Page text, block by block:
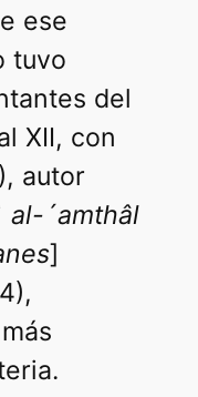
ese
tuvo
del
XII, con
autor
al-´amthâl
]